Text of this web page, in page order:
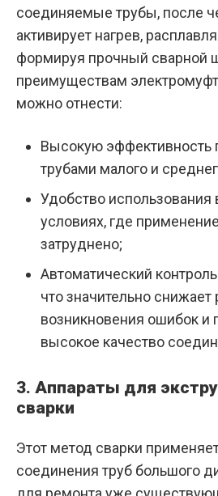
соединяемые трубы, после
активирует нагрев,
формируя прочный сварной
преимуществам
можно отнести:
Высокую эффективность
трубами малого и
Удобство использования
условиях, где
затруднено;
Автоматический
что значительно снижает
возникновения ошибок и
высокое качество
3. Аппараты для
сварки
Этот метод сварки
соединения труб большого